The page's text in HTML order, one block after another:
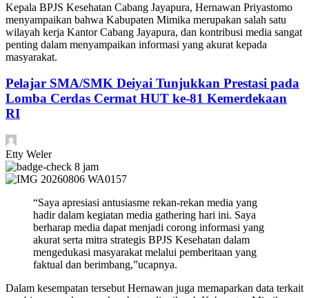
Kepala BPJS Kesehatan Cabang Jayapura, Hernawan Priyastomo
menyampaikan bahwa Kabupaten Mimika merupakan salah satu
wilayah kerja Kantor Cabang Jayapura, dan kontribusi media sangat
penting dalam menyampaikan informasi yang akurat kepada
masyarakat.
Pelajar SMA/SMK Deiyai Tunjukkan Prestasi pada
Lomba Cerdas Cermat HUT ke-81 Kemerdekaan
RI
Etty Weler
8 jam
“Saya apresiasi antusiasme rekan-rekan media yang
hadir dalam kegiatan media gathering hari ini. Saya
berharap media dapat menjadi corong informasi yang
akurat serta mitra strategis BPJS Kesehatan dalam
mengedukasi masyarakat melalui pemberitaan yang
faktual dan berimbang,”ucapnya.
Dalam kesempatan tersebut Hernawan juga memaparkan data terkait